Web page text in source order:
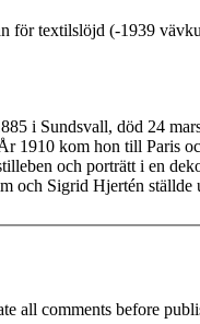
för textilslöjd (-1939
i Sundsvall, död 24
1910 kom hon till Paris
och porträtt i en
och Sigrid Hjertén ställde
all comments before